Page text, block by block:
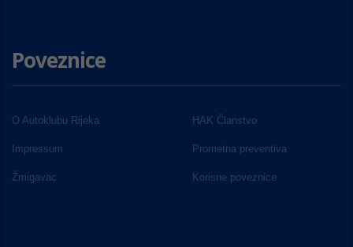
Poveznice
O Autoklubu Rijeka HAK Članstvo
Impressum Prometna preventiva
Žmigavac Korisne poveznice